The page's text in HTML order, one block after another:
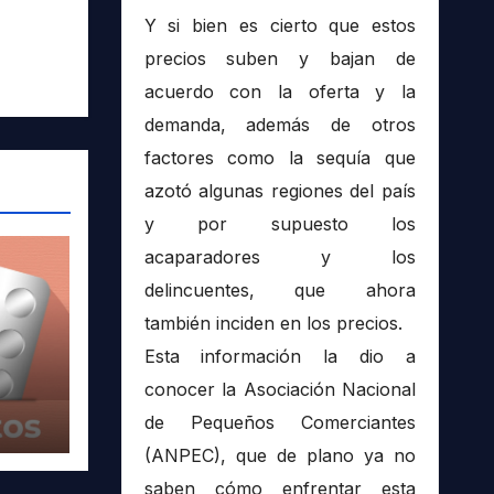
Y si bien es cierto que estos
precios suben y bajan de
acuerdo con la oferta y la
demanda, además de otros
factores como la sequía que
azotó algunas regiones del país
y por supuesto los
acaparadores y los
delincuentes, que ahora
también inciden en los precios.
Esta información la dio a
conocer la Asociación Nacional
de Pequeños Comerciantes
(ANPEC), que de plano ya no
saben cómo enfrentar esta